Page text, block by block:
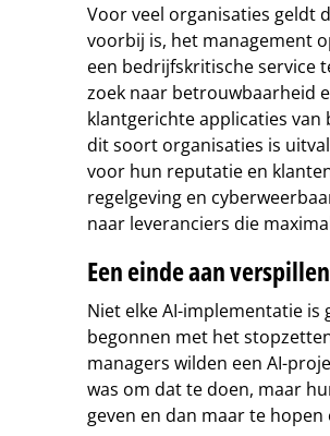
Voor veel organisaties geldt
voorbij is, het management
een bedrijfskritische service
zoek naar betrouwbaarheid
klantgerichte applicaties
dit soort organisaties is
voor hun reputatie en
regelgeving en
naar leveranciers die
Een einde aan
Niet elke AI-implementatie
begonnen met het
managers wilden een AI-
was om dat te doen, maar
geven en dan maar te hopen